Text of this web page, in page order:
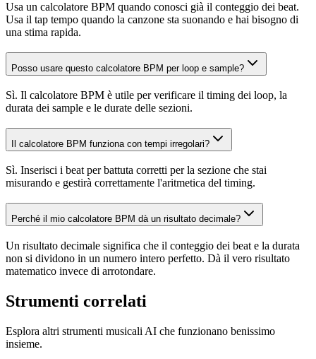
Usa un calcolatore BPM quando conosci già il conteggio dei beat.
Usa il tap tempo quando la canzone sta suonando e hai bisogno di
una stima rapida.
Posso usare questo calcolatore BPM per loop e sample?
Sì. Il calcolatore BPM è utile per verificare il timing dei loop, la
durata dei sample e le durate delle sezioni.
Il calcolatore BPM funziona con tempi irregolari?
Sì. Inserisci i beat per battuta corretti per la sezione che stai
misurando e gestirà correttamente l'aritmetica del timing.
Perché il mio calcolatore BPM dà un risultato decimale?
Un risultato decimale significa che il conteggio dei beat e la durata
non si dividono in un numero intero perfetto. Dà il vero risultato
matematico invece di arrotondare.
Strumenti correlati
Esplora altri strumenti musicali AI che funzionano benissimo
insieme.